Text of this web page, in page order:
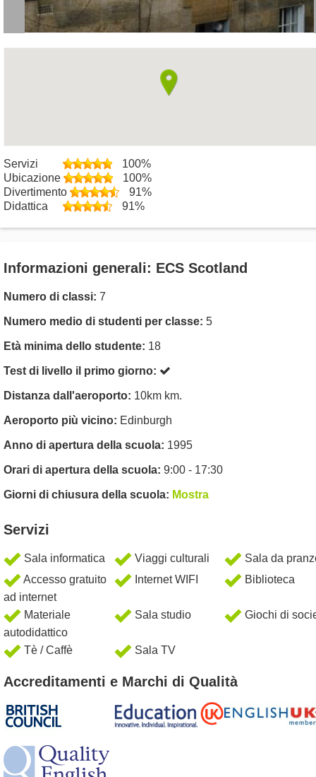
Servizi
100%
Ubicazione
100%
Divertimento
91%
Didattica
91%
Informazioni generali: ECS Scotland
Numero di classi: 7
Numero medio di studenti per classe: 5
Età minima dello studente: 18
Test di livello il primo giorno:
Distanza dall'aeroporto: 10km km.
Aeroporto più vicino: Edinburgh
Anno di apertura della scuola: 1995
Orari di apertura della scuola: 9:00 - 17:30
Giorni di chiusura della scuola: Mostra
Servizi
Sala informatica Viaggi culturali
Sala da
Accesso gratuito
ad internet
Internet WIFI Biblioteca
Materiale
autodidattico
Sala studio Giochi di
Tè / Caffè Sala TV
Accreditamenti e Marchi di Qualità